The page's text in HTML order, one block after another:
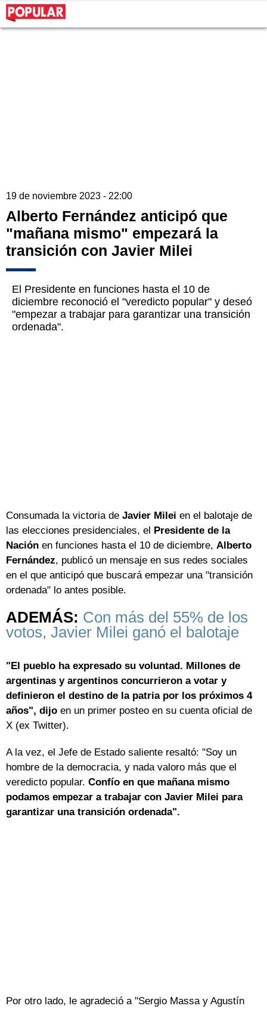
19 de noviembre 2023 - 22:00
Alberto Fernández anticipó que
"mañana mismo" empezará la
transición con Javier Milei
El Presidente en funciones hasta el 10 de
diciembre reconoció el "veredicto popular" y deseó
"empezar a trabajar para garantizar una transición
ordenada".
Consumada la victoria de Javier Milei en el balotaje de
las elecciones presidenciales, el Presidente de la
Nación en funciones hasta el 10 de diciembre, Alberto
Fernández, publicó un mensaje en sus redes sociales
en el que anticipó que buscará empezar una "transición
ordenada" lo antes posible.
ADEMÁS: Con más del 55% de los
votos, Javier Milei ganó el balotaje
"El pueblo ha expresado su voluntad. Millones de
argentinas y argentinos concurrieron a votar y
definieron el destino de la patria por los próximos 4
años", dijo en un primer posteo en su cuenta oficial de
X (ex Twitter).
A la vez, el Jefe de Estado saliente resaltó: "Soy un
hombre de la democracia, y nada valoro más que el
veredicto popular. Confío en que mañana mismo
podamos empezar a trabajar con Javier Milei para
garantizar una transición ordenada".
Por otro lado, le agradeció a "Sergio Massa y Agustín